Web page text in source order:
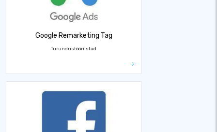
Google Remarketing Tag
Turundustööriistad